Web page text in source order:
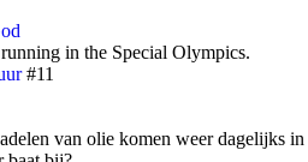
in the Special Olympics.
#11
van olie komen weer dagelijks in